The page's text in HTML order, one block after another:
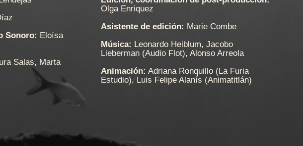
Sonoro: Eloísa
Salas, Marta
Olga Enriquez
Asistente de edición: Marie Combe
Música: Leonardo Heiblum, Jacobo
Lieberman (Audio Flot), Alonso Arreola
Animación: Adriana Ronquillo (La Furia
Estudio), Luis Felipe Alanís (Animatitlán)